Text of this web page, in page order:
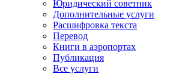
Юридический советник
Дополнительные услуги
Расшифровка текста
Перевод
Книги в аэропортах
Публикация
Все услуги